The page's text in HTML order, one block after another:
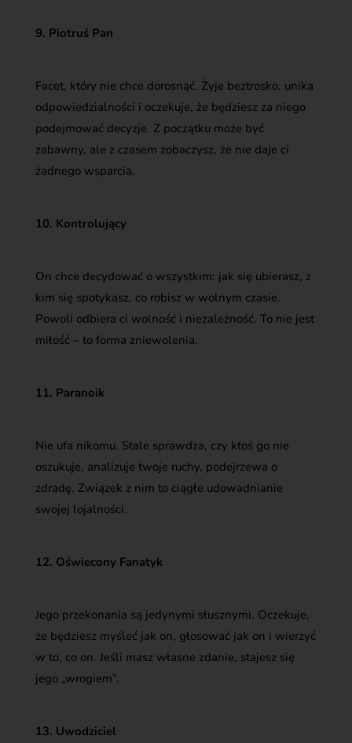
9. Piotruś Pan
Facet, który nie chce dorosnąć. Żyje beztrosko, unika
odpowiedzialności i oczekuje, że będziesz za niego
podejmować decyzje. Z początku może być
zabawny, ale z czasem zobaczysz, że nie daje ci
żadnego wsparcia.
10. Kontrolujący
On chce decydować o wszystkim: jak się ubierasz, z
kim się spotykasz, co robisz w wolnym czasie.
Powoli odbiera ci wolność i niezależność. To nie jest
miłość – to forma zniewolenia.
11. Paranoik
Nie ufa nikomu. Stale sprawdza, czy ktoś go nie
oszukuje, analizuje twoje ruchy, podejrzewa o
zdradę. Związek z nim to ciągłe udowadnianie
swojej lojalności.
12. Oświecony Fanatyk
Jego przekonania są jedynymi słusznymi. Oczekuje,
że będziesz myśleć jak on, głosować jak on i wierzyć
w to, co on. Jeśli masz własne zdanie, stajesz się
jego „wrogiem”.
13. Uwodziciel